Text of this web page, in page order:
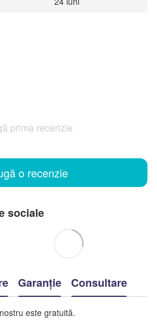
prima recenzie
o recenzie
sociale
Garanție Consultare
este gratuită.